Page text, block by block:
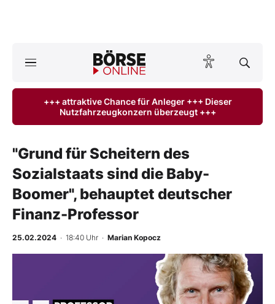
Anlageprodukte
Finanz-Check
Abo & Shop
BO-Musterdepots
Experten
+++ attraktive Chance für Anleger +++ Dieser
Nutzfahrzeugkonzern überzeugt +++
"Grund für Scheitern des
Sozialstaats sind die Baby-
Boomer", behauptet deutscher
Finanz-Professor
25.02.2024 · 18:40 Uhr · Marian Kopocz